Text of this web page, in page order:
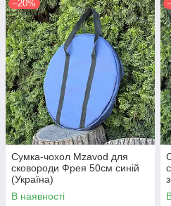
–20%
Сумка-чохол Mzavod для
сковороди Фрея 50см синій
(Україна)
В наявності